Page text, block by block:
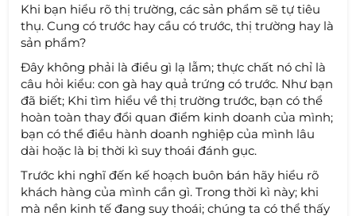
Khi bạn hiểu rõ thị trường, các sản phẩm sẽ tự tiêu
thụ. Cung có trước hay cầu có trước, thị trường hay là
sản phẩm?
Đây không phải là điều gì lạ lẫm; thực chất nó chỉ là
câu hỏi kiểu: con gà hay quả trứng có trước. Như bạn
đã biết; Khi tìm hiểu về thị trường trước, bạn có thể
hoàn toàn thay đổi quan điểm kinh doanh của mình;
bạn có thể điều hành doanh nghiệp của mình lâu
dài hoặc là bị thời kì suy thoái đánh gục.
Trước khi nghĩ đến kế hoạch buôn bán hãy hiểu rõ
khách hàng của mình cần gì. Trong thời kì này; khi
mà nền kinh tế đang suy thoái; chúng ta có thể thấy